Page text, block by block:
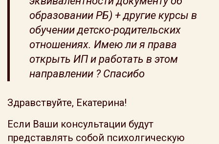
образовании РБ) + другие курсы в
обучении детско-родительских
отношениях. Имею ли я права
открыть ИП и работать в этом
направлении ? Спасибо
Здравствуйте, Екатерина!
Если Ваши консультации будут
представлять собой психолгическую